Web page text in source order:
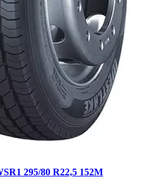
295/80 R22,5 152M